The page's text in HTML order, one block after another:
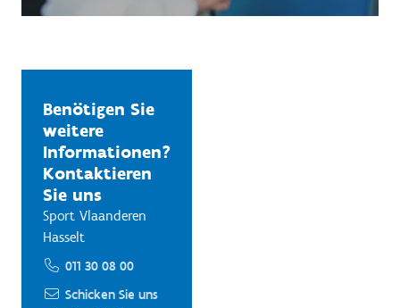
Benötigen Sie
weitere
Informationen?
Kontaktieren
Sie uns
Sport Vlaanderen
Hasselt
011 30 08 00
Schicken Sie uns